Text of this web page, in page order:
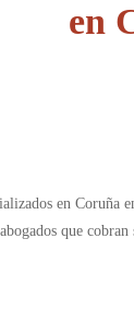
en
en Coruña
que